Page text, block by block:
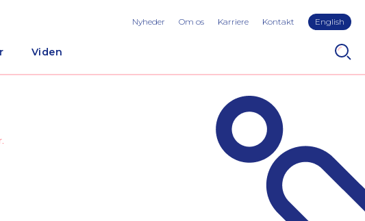
Viden
Nyheder Om os Karriere Kontakt English